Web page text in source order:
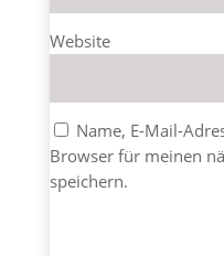
Website
Name, E-Mail-
Browser für meinen
speichern.